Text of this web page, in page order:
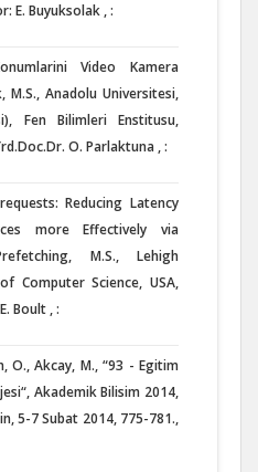
E. Buyuksolak , :
Video Kamera
M.S., Anadolu Universitesi,
Fen Bilimleri Enstitusu,
O. Parlaktuna , :
Reducing Latency
more Effectively via
M.S., Lehigh
Computer Science, USA,
Boult , :
O., Akcay, M., “93 - Egitim
Akademik Bilisim 2014,
5-7 Subat 2014, 775-781.,